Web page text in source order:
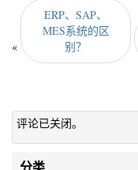
«
ERP、SAP、
MES系统的区
别？
评论已关闭。